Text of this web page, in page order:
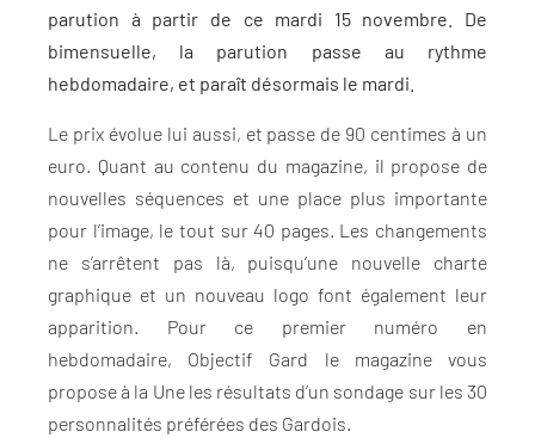
parution à partir de ce mardi 15 novembre. De
bimensuelle, la parution passe au rythme
hebdomadaire, et paraît désormais le mardi.
Le prix évolue lui aussi, et passe de 90 centimes à un
euro. Quant au contenu du magazine, il propose de
nouvelles séquences et une place plus importante
pour l’image, le tout sur 40 pages. Les changements
ne s’arrêtent pas là, puisqu’une nouvelle charte
graphique et un nouveau logo font également leur
apparition. Pour ce premier numéro en
hebdomadaire, Objectif Gard le magazine vous
propose à la Une les résultats d’un sondage sur les 30
personnalités préférées des Gardois.